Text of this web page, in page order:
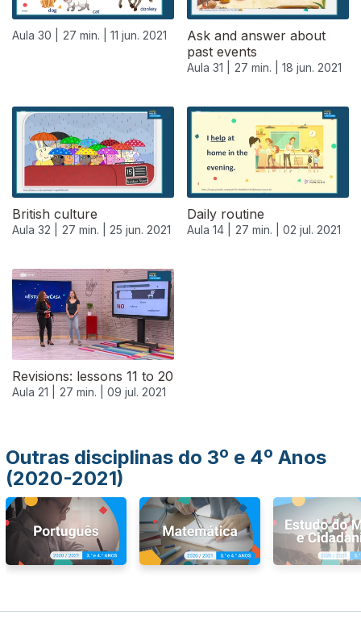
Aula 30 | 27 min. | 11 jun. 2021
Ask and answer about
past events
Aula 31 | 27 min. | 18 jun. 2021
British culture
Aula 32 | 27 min. | 25 jun. 2021
Daily routine
Aula 14 | 27 min. | 02 jul. 2021
Revisions: lessons 11 to 20
Aula 21 | 27 min. | 09 jul. 2021
556625
Outras disciplinas do 3º e 4º Anos
(2020-2021)